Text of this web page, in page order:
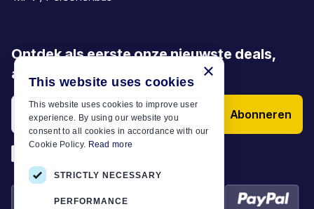
Ontdek als eerste onze nieuwste deals,
aanbiedingen en artikelen
Abonneren
×
This website uses cookies
This website uses cookies to improve user
experience. By using our website you
consent to all cookies in accordance with our
Cookie Policy. Read more
STRICTLY NECESSARY
PERFORMANCE